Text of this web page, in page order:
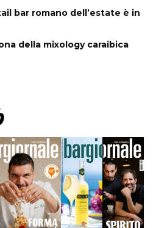
bar romano dell’estate è in
della mixology caraibica